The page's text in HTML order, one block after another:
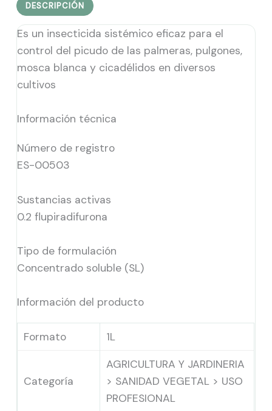
DESCRIPCIÓN
Es un insecticida sistémico eficaz para el
control del picudo de las palmeras, pulgones,
mosca blanca y cicadélidos en diversos
cultivos
Información técnica
Número de registro
ES-00503
Sustancias activas
0.2 flupiradifurona
Tipo de formulación
Concentrado soluble (SL)
Información del producto
Formato 1L
Categoría
AGRICULTURA Y JARDINERIA
> SANIDAD VEGETAL > USO
PROFESIONAL